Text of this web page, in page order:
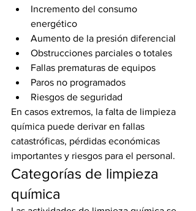
Incremento del consumo
energético
Aumento de la presión diferencial
Obstrucciones parciales o totales
Fallas prematuras de equipos
Paros no programados
Riesgos de seguridad
En casos extremos, la falta de limpieza
química puede derivar en fallas
catastróficas, pérdidas económicas
importantes y riesgos para el personal.
Categorías de limpieza
química